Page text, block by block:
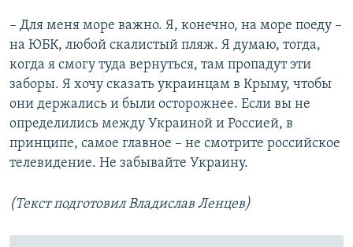
– Для меня море важно. Я, конечно, на море поеду –
на ЮБК, любой скалистый пляж. Я думаю, тогда,
когда я смогу туда вернуться, там пропадут эти
заборы. Я хочу сказать украинцам в Крыму, чтобы
они держались и были осторожнее. Если вы не
определились между Украиной и Россией, в
принципе, самое главное – не смотрите российское
телевидение. Не забывайте Украину.
(Текст подготовил Владислав Ленцев)